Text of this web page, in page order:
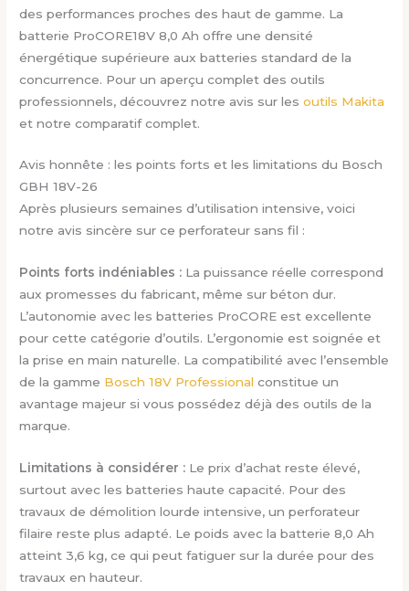
des performances proches des haut de gamme. La
batterie ProCORE18V 8,0 Ah offre une densité
énergétique supérieure aux batteries standard de la
concurrence. Pour un aperçu complet des outils
professionnels, découvrez notre avis sur lesoutils Makita
et notre comparatif complet.
Avis honnête : les points forts et les limitations du Bosch
GBH 18V-26
Après plusieurs semaines d’utilisation intensive, voici
notre avis sincère sur ce perforateur sans fil :
Points forts indéniables : La puissance réelle correspond
aux promesses du fabricant, même sur béton dur.
L’autonomie avec les batteries ProCORE est excellente
pour cette catégorie d’outils. L’ergonomie est soignée et
la prise en main naturelle. La compatibilité avec l’ensemble
de la gamme Bosch 18V Professional constitue un
avantage majeur si vous possédez déjà des outils de la
marque.
Limitations à considérer : Le prix d’achat reste élevé,
surtout avec les batteries haute capacité. Pour des
travaux de démolition lourde intensive, un perforateur
filaire reste plus adapté. Le poids avec la batterie 8,0 Ah
atteint 3,6 kg, ce qui peut fatiguer sur la durée pour des
travaux en hauteur.